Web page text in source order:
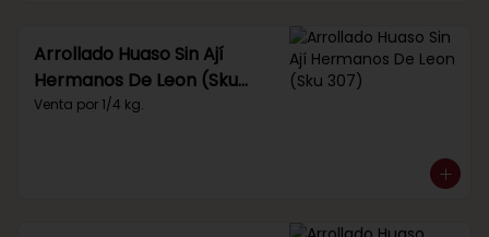
Arrollado Huaso Sin Ají
Hermanos De Leon (Sku
307)
Venta por 1/4 kg.